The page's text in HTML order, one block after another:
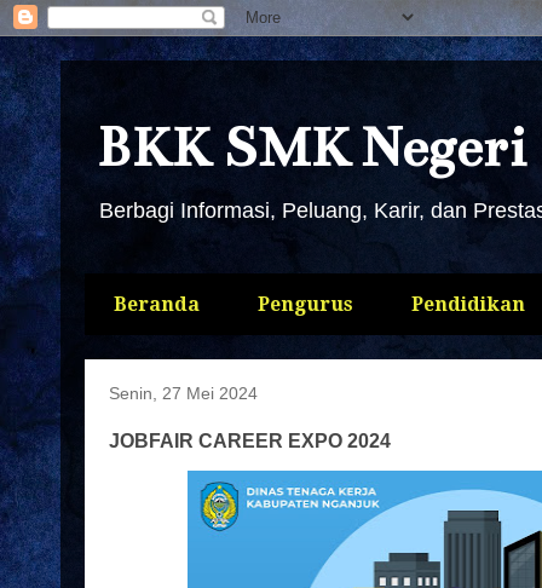
BKK SMK Negeri
Berbagi Informasi, Peluang, Karir, dan
Beranda Pengurus Pendidikan
Senin, 27 Mei 2024
JOBFAIR CAREER EXPO 2024